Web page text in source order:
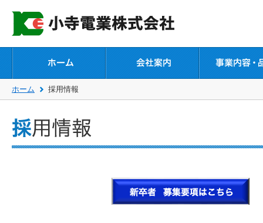
ホーム 採用情報